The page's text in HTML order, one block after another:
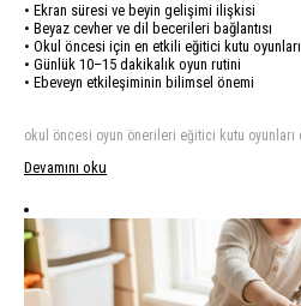
• Ekran süresi ve beyin gelişimi ilişkisi
• Beyaz cevher ve dil becerileri bağlantısı
• Okul öncesi için en etkili eğitici kutu oyunları
• Günlük 10–15 dakikalık oyun rutini
• Ebeveyn etkileşiminin bilimsel önemi
Devamını oku